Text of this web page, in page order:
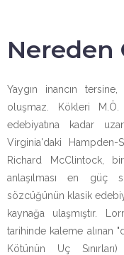
Nereden
Yaygın inancın
oluşmaz. Kökleri
edebiyatına kadar
Virginia'daki
Richard McClintock,
anlaşılması en güç
sözcüğünün klasik
kaynağa ulaşmıştır.
tarihinde kaleme alınan
Kötünün Uç